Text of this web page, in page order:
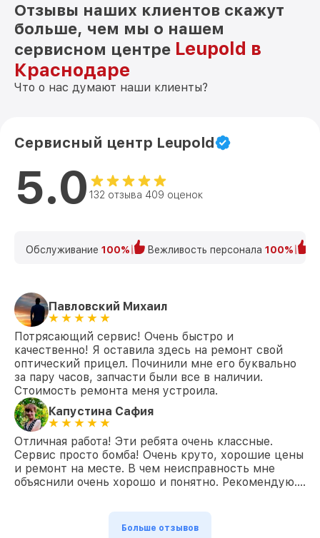
Отзывы наших клиентов скажут
больше, чем мы о нашем
сервисном центре Leupold в
Краснодаре
Что о нас думают наши клиенты?
Сервисный центр Leupold
5.0 132 отзыва 409 оценок
Обслуживание 100% Вежливость персонала 100%
Павловский Михаил
Потрясающий сервис! Очень быстро и
качественно! Я оставила здесь на ремонт свой
оптический прицел. Починили мне его буквально
за пару часов, запчасти были все в наличии.
Стоимость ремонта меня устроила.
Капустина Сафия
Отличная работа! Эти ребята очень классные.
Сервис просто бомба! Очень круто, хорошие цены
и ремонт на месте. В чем неисправность мне
объяснили очень хорошо и понятно. Рекомендую….
Больше отзывов